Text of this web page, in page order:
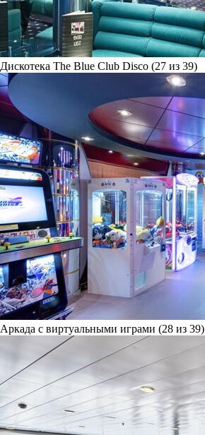
Дискотека The Blue Club Disco (27 из 39)
Аркада с виртуальными играми (28 из 39)